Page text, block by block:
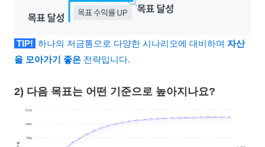
TIP! 하나의 저금통으로 다양한 시나리오에 대비하며 자산
을 모아가기 좋은 전략입니다.
2) 다음 목표는 어떤 기준으로 높아지나요?